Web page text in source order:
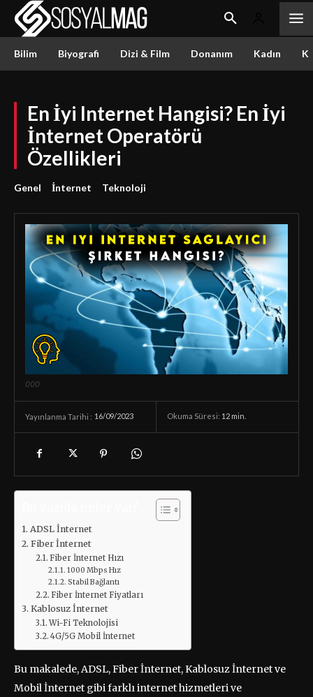
Bilim Biyografi Dizi & Film Donanım Kadın
En İyi Internet Hangisi? En İyi
İnternet Operatörü
Özellikleri
Genel İnternet Teknoloji
000
Yayınlanma Tarihi : 16/09/2023 Okuma Süresi: 12 min.
ADSL İnternet
Fiber İnternet
Fiber İnternet Hızı
1000 Mbps Hız
Stabil Bağlantı
Fiber İnternet Fiyatları
Kablosuz İnternet
Wi-Fi Teknolojisi
4G/5G Mobil İnternet
Bu makalede, ADSL, Fiber İnternet, Kablosuz İnternet ve
Mobil İnternet gibi farklı internet hizmetleri ve